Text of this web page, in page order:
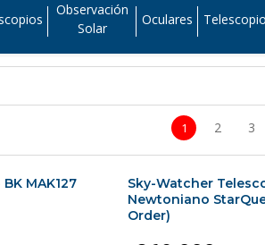
Observación
Solar
Oculares
1 2 3
MAK127
Sky-Watcher
Newtoniano
Order)